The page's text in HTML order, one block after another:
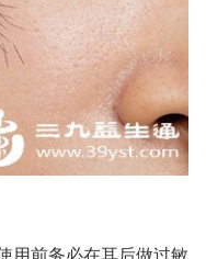
用前务必在耳后做过敏